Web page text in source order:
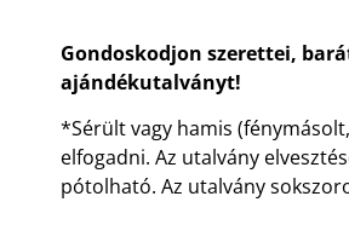
Gondoskodjon szerettei,
ajándékutalványt!
*Sérült vagy hamis
elfogadni. Az utalvány
pótolható. Az utalvány